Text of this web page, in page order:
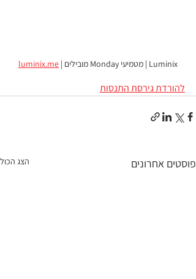
Luminix | מטמיעי Monday מובילים | luminix.me
להורדת גירסת התנסות
פוסטים אחרונים הצג הכול